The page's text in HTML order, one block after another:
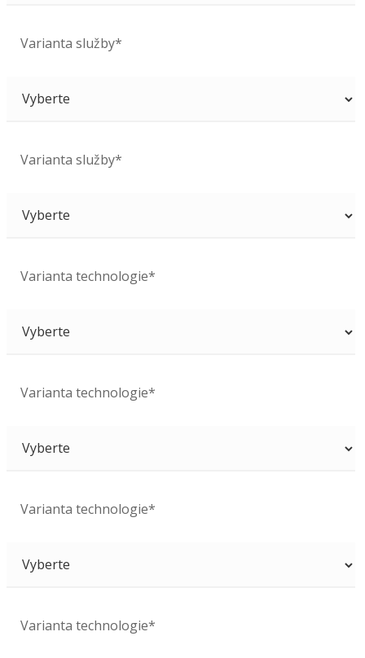
Varianta služby*
Varianta služby*
Varianta technologie*
Varianta technologie*
Varianta technologie*
Varianta technologie*